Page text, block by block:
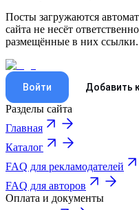
Посты загружаются
сайта не несёт
размещённые в них ссылки.
Войти Добавить
Разделы сайта
Главная
Каталог
FAQ для рекламодателей
FAQ для авторов
Оплата и документы